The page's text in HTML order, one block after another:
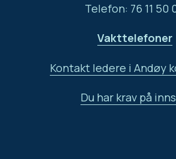
Telefon: 76 11 50
Vakttelefoner
Kontakt ledere i Andøy
Du har krav på